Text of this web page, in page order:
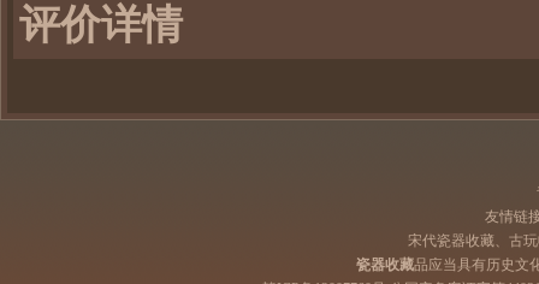
评价详情
友情链
宋代瓷器收藏、古
瓷器收藏品应当具有历史文